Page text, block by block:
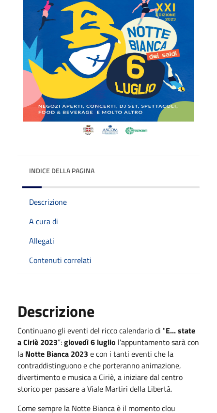
INDICE DELLA PAGINA
Descrizione
A cura di
Allegati
Contenuti correlati
Descrizione
Continuano gli eventi del ricco calendario di "E... state
a Ciriè 2023”:giovedì 6 luglio l’appuntamento sarà con
la Notte Bianca 2023 e con i tanti eventi che la
contraddistinguono e che porteranno animazione,
divertimento e musica a Ciriè, a iniziare dal centro
storico per passare a Viale Martiri della Libertà.
Come sempre la Notte Bianca è il momento clou